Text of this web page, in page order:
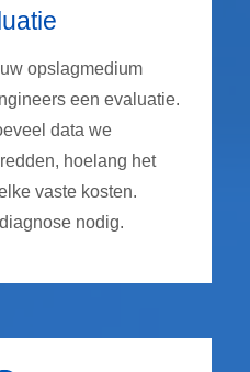
opslagmedium
een evaluatie.
data we
hoelang het
vaste kosten.
nodig.